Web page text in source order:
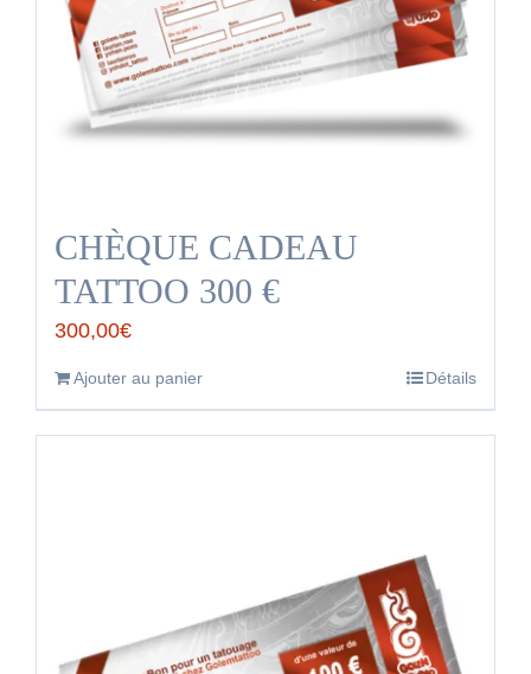
CHÈQUE CADEAU
TATTOO 300 €
300,00€
Ajouter au panier Détails